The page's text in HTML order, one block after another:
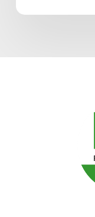
Lombardia